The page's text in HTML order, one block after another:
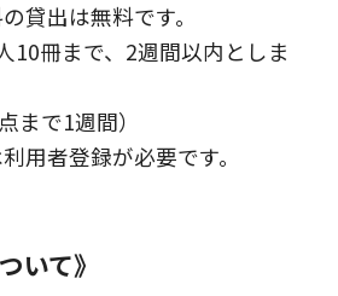
貸出は無料です。
10冊まで、2週間以内としま
まで1週間）
用者登録が必要です。
いて》